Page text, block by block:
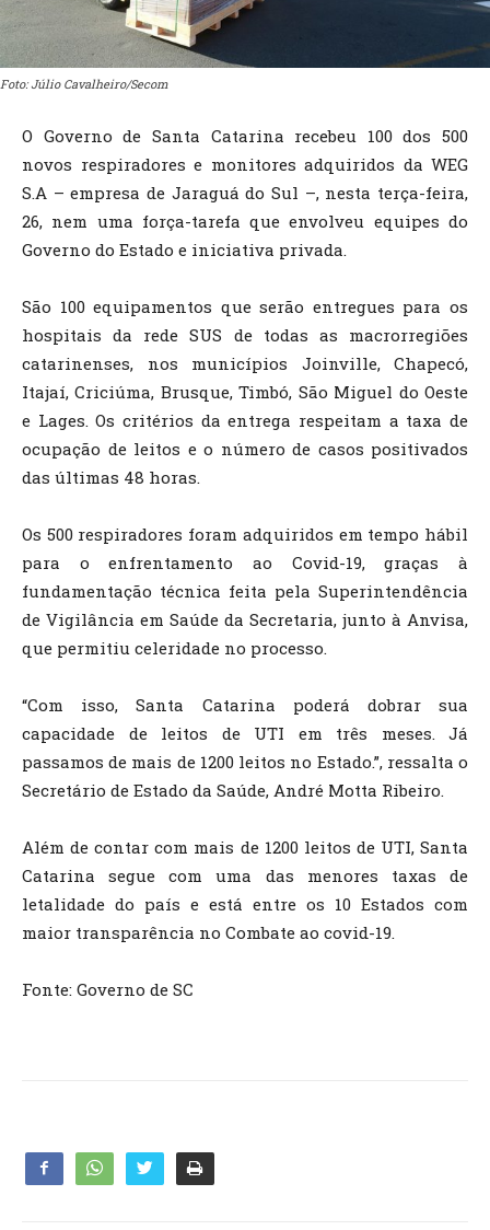
Foto: Júlio Cavalheiro/Secom
O Governo de Santa Catarina recebeu 100 dos 500
novos respiradores e monitores adquiridos da WEG
S.A – empresa de Jaraguá do Sul –, nesta terça-feira,
26, nem uma força-tarefa que envolveu equipes do
Governo do Estado e iniciativa privada.
São 100 equipamentos que serão entregues para os
hospitais da rede SUS de todas as macrorregiões
catarinenses, nos municípios Joinville, Chapecó,
Itajaí, Criciúma, Brusque, Timbó, São Miguel do Oeste
e Lages. Os critérios da entrega respeitam a taxa de
ocupação de leitos e o número de casos positivados
das últimas 48 horas.
Os 500 respiradores foram adquiridos em tempo hábil
para o enfrentamento ao Covid-19, graças à
fundamentação técnica feita pela Superintendência
de Vigilância em Saúde da Secretaria, junto à Anvisa,
que permitiu celeridade no processo.
“Com isso, Santa Catarina poderá dobrar sua
capacidade de leitos de UTI em três meses. Já
passamos de mais de 1200 leitos no Estado.”, ressalta o
Secretário de Estado da Saúde, André Motta Ribeiro.
Além de contar com mais de 1200 leitos de UTI, Santa
Catarina segue com uma das menores taxas de
letalidade do país e está entre os 10 Estados com
maior transparência no Combate ao covid-19.
Fonte: Governo de SC